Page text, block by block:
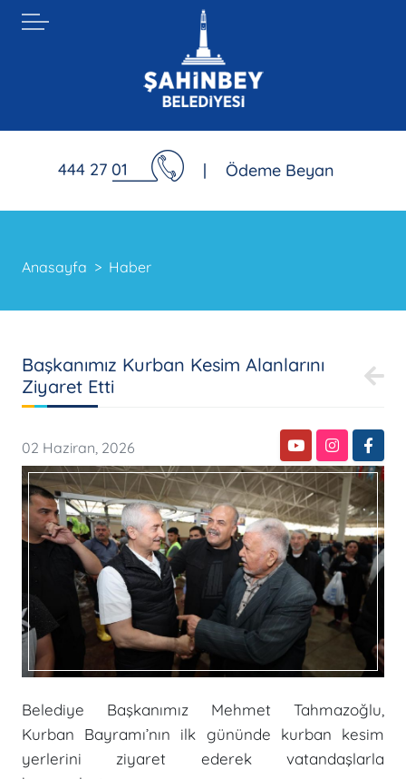
444 27 01 | Ödeme Beyan
Anasayfa Haber
Başkanımız Kurban Kesim Alanlarını
Ziyaret Etti
02 Haziran, 2026
Belediye Başkanımız Mehmet Tahmazoğlu,
Kurban Bayramı’nın ilk gününde kurban kesim
yerlerini ziyaret ederek vatandaşlarla